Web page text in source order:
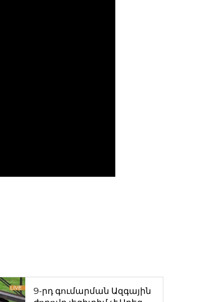
9-րդ գումարման Ազգային